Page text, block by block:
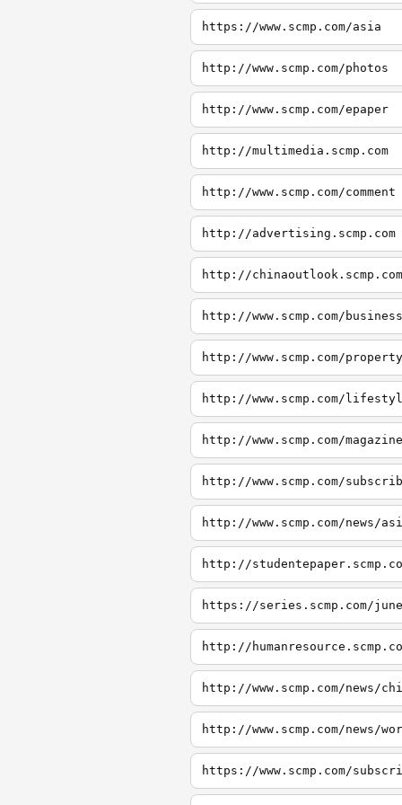
https://www.scmp.com/asia
http://www.scmp.com/photos
http://www.scmp.com/epaper
http://multimedia.scmp.com
http://www.scmp.com/comment
http://advertising.scmp.com
http://chinaoutlook.scmp.com
http://www.scmp.com/business
http://www.scmp.com/property
http://www.scmp.com/
http://www.scmp.com/
http://www.scmp.com/
http://www.scmp.com/news/
http://
https://series.scmp.com/
http://
http://www.scmp.com/news/
http://www.scmp.com/news/
https://www.scmp.com/